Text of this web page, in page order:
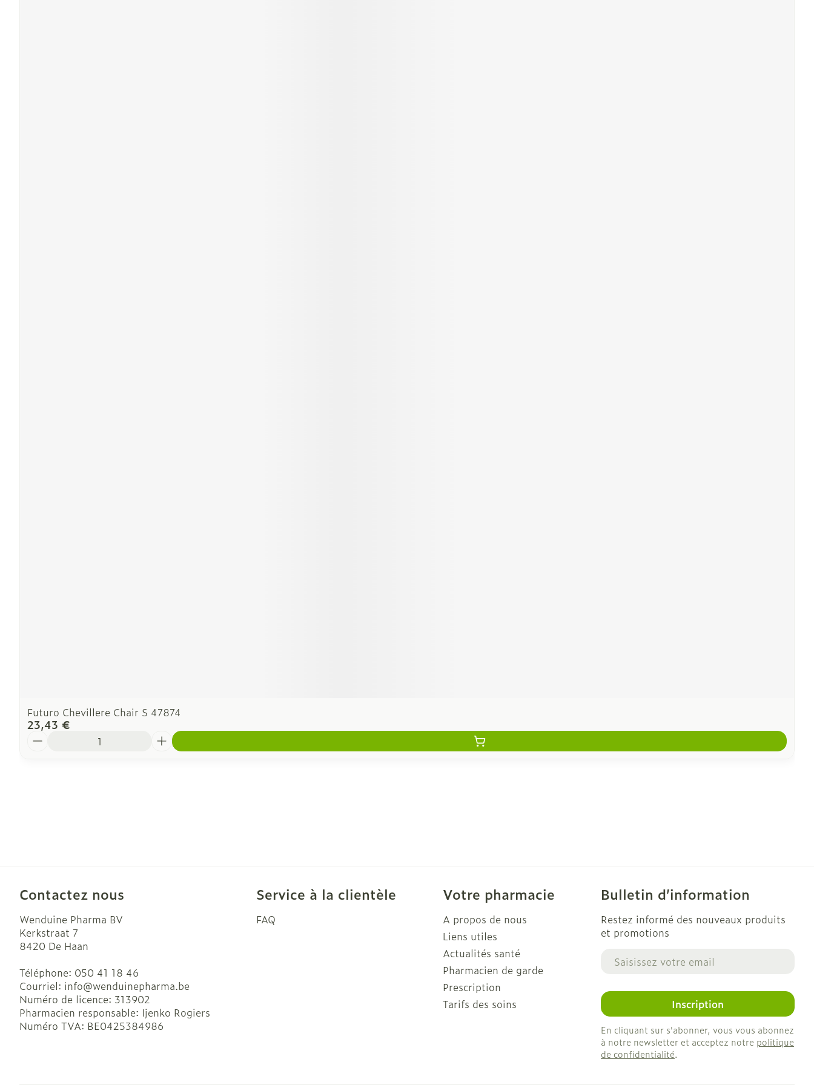
Futuro Chevillere Chair S 47874
23,43 €
Contactez nous
Wenduine Pharma BV
Kerkstraat 7
8420 De Haan
Téléphone: 050 41 18 46
Courriel: info@wenduinepharma.be
Numéro de licence: 313902
Pharmacien responsable: Ijenko Rogiers
Numéro TVA: BE0425384986
Service à la clientèle
FAQ
Votre pharmacie
A propos de nous
Liens utiles
Actualités santé
Pharmacien de garde
Prescription
Tarifs des soins
Bulletin d’information
Restez informé des nouveaux produits
et promotions
Adresse mail
Inscription
En cliquant sur s'abonner, vous vous abonnez
à notre newsletter et acceptez notre politique
de confidentialité.